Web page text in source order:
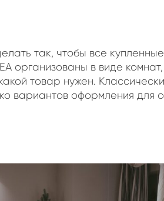
так, чтобы все
организованы в виде
товар нужен.
вариантов оформления для